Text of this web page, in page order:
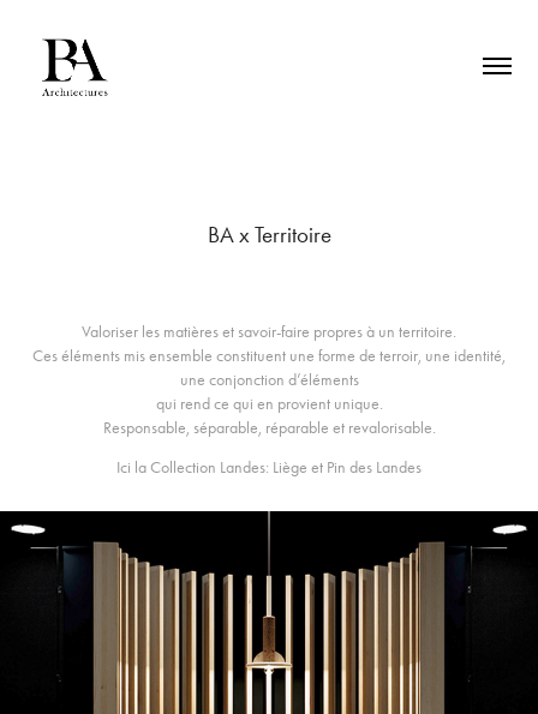
BA x Territoire
Valoriser les matières et savoir-faire propres à un territoire.
Ces éléments mis ensemble constituent une forme de terroir, une identité,
une conjonction d’éléments
qui rend ce qui en provient unique.
Responsable, séparable, réparable et revalorisable.
Ici la Collection Landes: Liège et Pin des Landes